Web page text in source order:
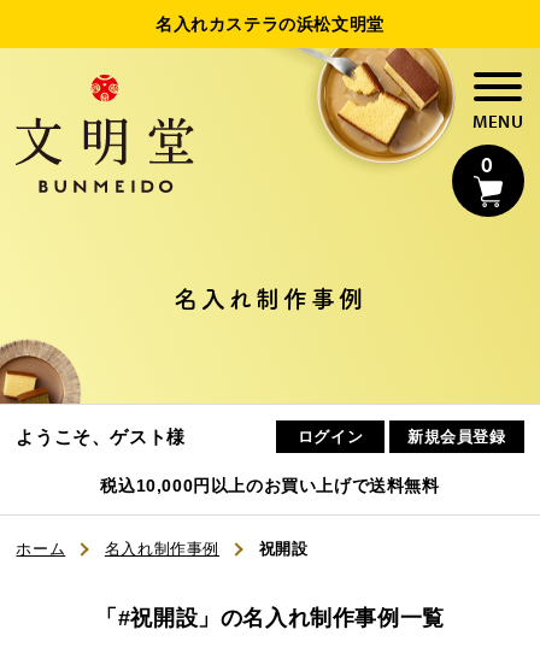
名入れカステラの浜松文明堂
0
制作事例
名入れ制作事例
税込10,000円以上のお買い上げで送料無料
ようこそ、ゲスト様 ログイン 新規会員登録
ホーム 名入れ制作事例 祝開設
「#祝開設」の名入れ制作事例一覧